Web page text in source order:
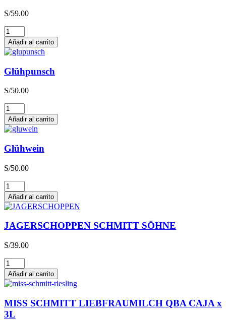
S/59.00
Relax
Zero
Chardonnay
cantidad
Añadir al carrito
Glühpunsch
S/50.00
Glühpunsch
cantidad
Añadir al carrito
Glühwein
S/50.00
Glühwein
cantidad
Añadir al carrito
JAGERSCHOPPEN SCHMITT SÖHNE
S/39.00
JAGERSCHOPPEN
SCHMITT
SÖHNE
cantidad
Añadir al carrito
MISS SCHMITT LIEBFRAUMILCH QBA CAJA x
3L